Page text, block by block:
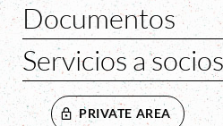
Documentos
Servicios a socios
PRIVATE AREA